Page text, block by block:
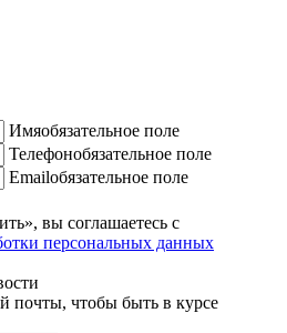
Имяобязательное поле
Телефонобязательное поле
Emailобязательное поле
вы соглашаетесь с
персональных данных
почты, чтобы быть в курсе